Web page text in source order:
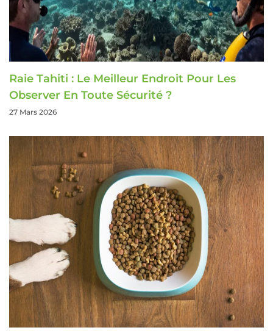
Raie Tahiti : Le Meilleur Endroit Pour Les
Observer En Toute Sécurité ?
27 Mars 2026